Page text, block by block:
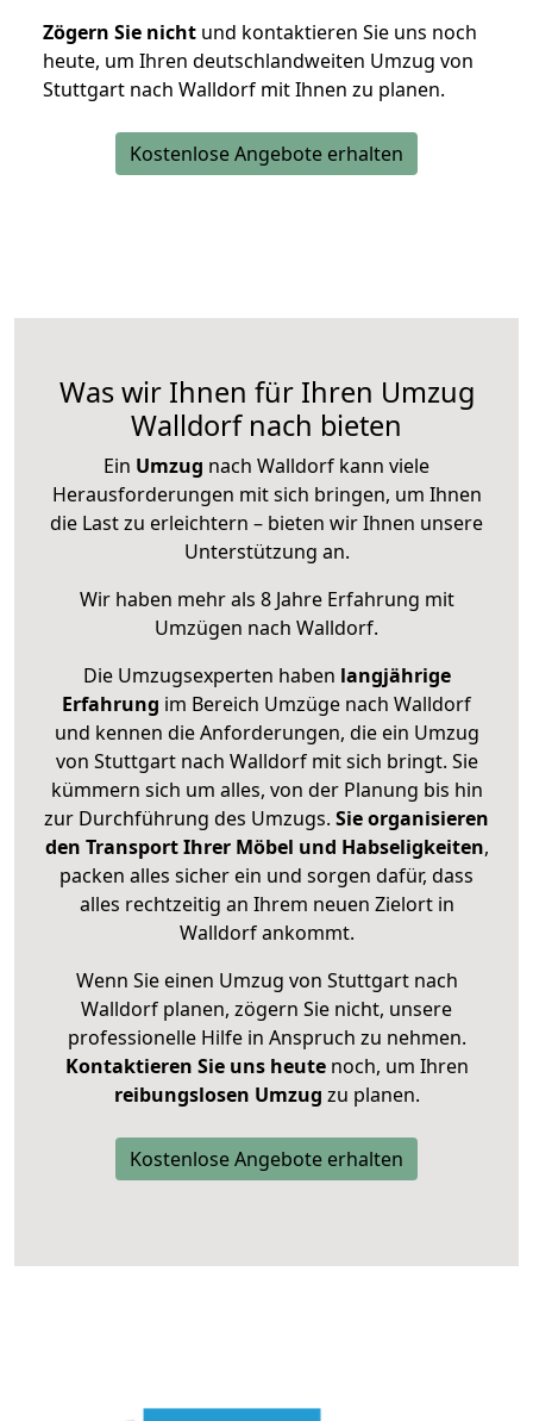
Zögern Sie nicht und kontaktieren Sie uns noch
heute, um Ihren deutschlandweiten Umzug von
Stuttgart nach Walldorf mit Ihnen zu planen.
Kostenlose Angebote erhalten
Was wir Ihnen für Ihren Umzug
Walldorf nach bieten
Ein Umzug nach Walldorf kann viele
Herausforderungen mit sich bringen, um Ihnen
die Last zu erleichtern – bieten wir Ihnen unsere
Unterstützung an.
Wir haben mehr als 8 Jahre Erfahrung mit
Umzügen nach Walldorf.
Die Umzugsexperten haben langjährige
Erfahrung im Bereich Umzüge nach Walldorf
und kennen die Anforderungen, die ein Umzug
von Stuttgart nach Walldorf mit sich bringt. Sie
kümmern sich um alles, von der Planung bis hin
zur Durchführung des Umzugs. Sie organisieren
den Transport Ihrer Möbel und Habseligkeiten,
packen alles sicher ein und sorgen dafür, dass
alles rechtzeitig an Ihrem neuen Zielort in
Walldorf ankommt.
Wenn Sie einen Umzug von Stuttgart nach
Walldorf planen, zögern Sie nicht, unsere
professionelle Hilfe in Anspruch zu nehmen.
Kontaktieren Sie uns heutenoch, um Ihren
reibungslosen Umzug zu planen.
Kostenlose Angebote erhalten